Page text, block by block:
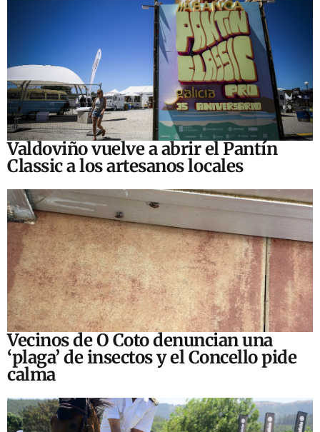
Valdoviño vuelve a abrir el Pantín
Classic a los artesanos locales
Vecinos de O Coto denuncian una
‘plaga’ de insectos y el Concello pide
calma